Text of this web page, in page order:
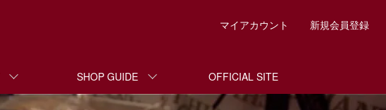
SHOP GUIDE OFFICIAL SITE
マイアカウント 新規会員登録